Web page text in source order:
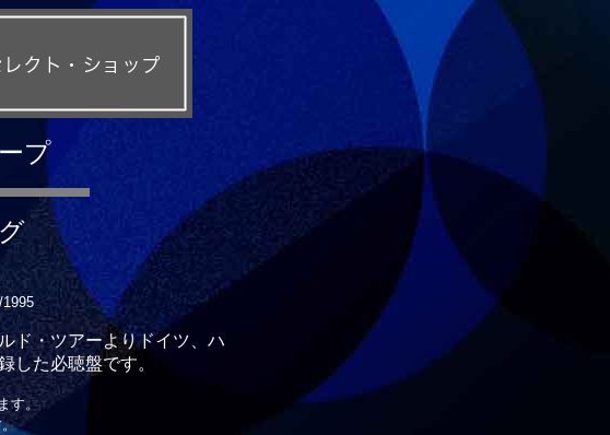
プ
ド・ツアーよりドイツ、ハ
した必聴盤です。
す。